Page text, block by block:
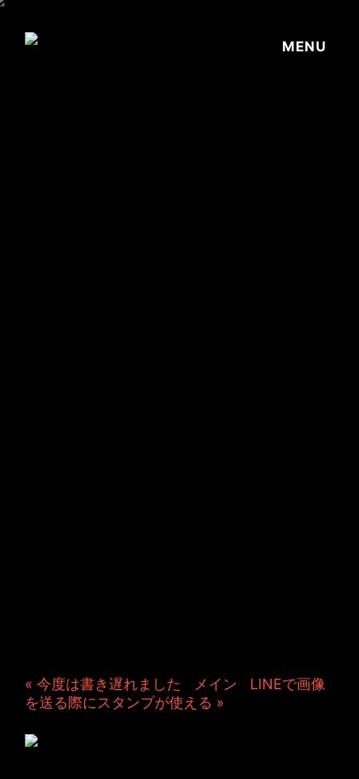
« 今度は書き遅れました メイン
LINEで画像
を送る際にスタンプが使える »